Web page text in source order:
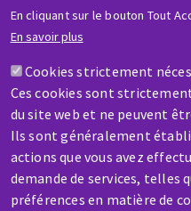
En cliquant sur le bouton Tout
En savoir plus
Cookies strictement
Ces cookies sont
du site web et ne peuvent
Ils sont généralement
actions que vous avez
demande de services, telles
préférences en matière de
AIDE &
Une question ?